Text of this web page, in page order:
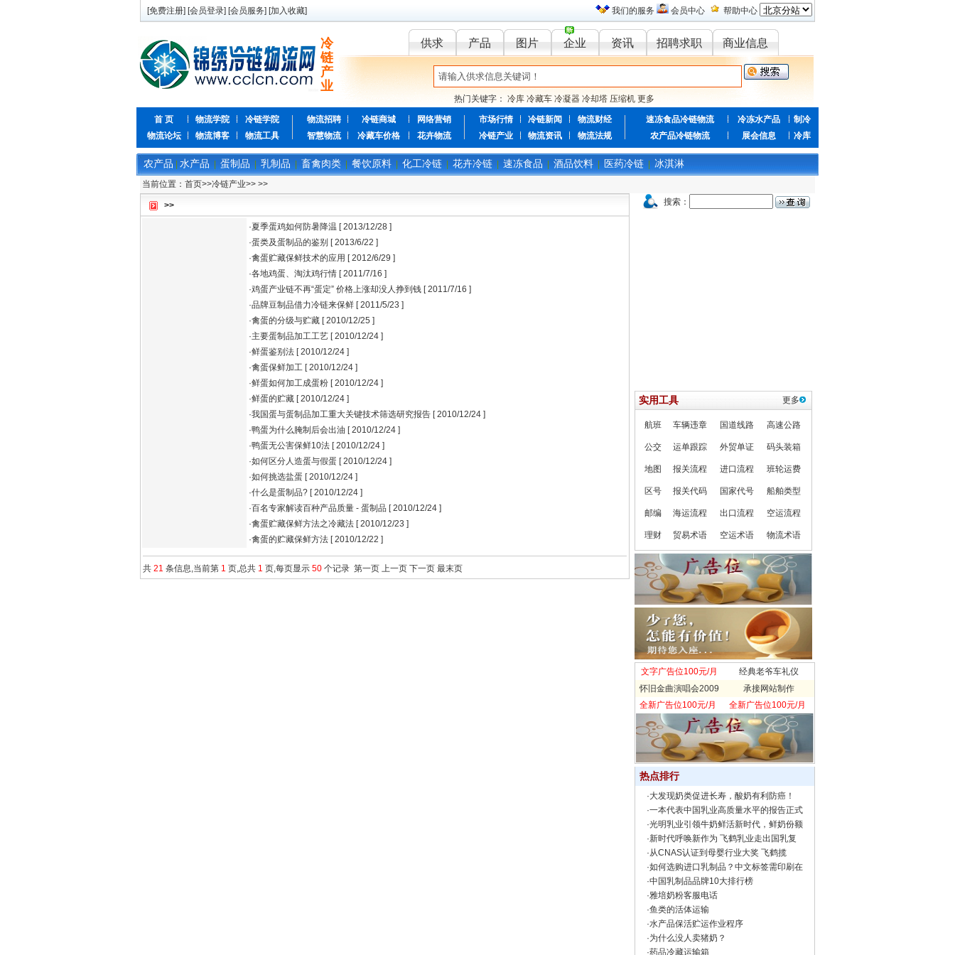
[免费注册] [会员登录] [会员服务] [加入收藏] 我们的服务 会员中心 帮助中心
冷
链
产
业
供求 产品 图片 企业 资讯 招聘求职 商业信息
热门关键字： 冷库 冷藏车 冷凝器 冷却塔 压缩机 更多
首 页 物流学院
冷链学院
物流论坛
物流博客 物流工具
物流招聘 冷链商城
网络营销
智慧物流
冷藏车价格 花卉物流
市场行情 冷链新闻
物流财经
冷链产业
物流资讯 物流法规
速冻食品冷链物流 冷冻水产品
制冷
农产品冷链物流
展会信息 冷库
农产品 水产品 蛋制品 乳制品 畜禽肉类 餐饮原料 化工冷链 花卉冷链 速冻食品 酒品饮料 医药冷链 冰淇淋
当前位置： 首页>>冷链产业>> >>
>>
·夏季蛋鸡如何防暑降温 [ 2013/12/28 ]
·蛋类及蛋制品的鉴别 [ 2013/6/22 ]
·禽蛋贮藏保鲜技术的应用 [ 2012/6/29 ]
·各地鸡蛋、淘汰鸡行情 [ 2011/7/16 ]
·鸡蛋产业链不再“蛋定” 价格上涨却没人挣到钱 [ 2011/7/16 ]
·品牌豆制品借力冷链来保鲜 [ 2011/5/23 ]
·禽蛋的分级与贮藏 [ 2010/12/25 ]
·主要蛋制品加工工艺 [ 2010/12/24 ]
·鲜蛋鉴别法 [ 2010/12/24 ]
·禽蛋保鲜加工 [ 2010/12/24 ]
·鲜蛋如何加工成蛋粉 [ 2010/12/24 ]
·鲜蛋的贮藏 [ 2010/12/24 ]
·我国蛋与蛋制品加工重大关键技术筛选研究报告 [ 2010/12/24 ]
·鸭蛋为什么腌制后会出油 [ 2010/12/24 ]
·鸭蛋无公害保鲜10法 [ 2010/12/24 ]
·如何区分人造蛋与假蛋 [ 2010/12/24 ]
·如何挑选盐蛋 [ 2010/12/24 ]
·什么是蛋制品? [ 2010/12/24 ]
·百名专家解读百种产品质量 - 蛋制品 [ 2010/12/24 ]
·禽蛋贮藏保鲜方法之冷藏法 [ 2010/12/23 ]
·禽蛋的贮藏保鲜方法 [ 2010/12/22 ]
共 21 条信息,当前第 1 页,总共 1 页,每页显示 50 个记录 第一页 上一页 下一页 最末页
搜索：
实用工具 更多
航班 车辆违章 国道线路 高速公路
公交 运单跟踪 外贸单证 码头装箱
地图 报关流程 进口流程 班轮运费
区号 报关代码 国家代号 船舶类型
邮编 海运流程 出口流程 空运流程
理财 贸易术语 空运术语 物流术语
文字广告位100元/月
经典老爷车礼仪
怀旧金曲演唱会2009
承接网站制作
全新广告位100元/月
全新广告位100元/月
热点排行
·大发现奶类促进长寿，酸奶有利防癌！
·一本代表中国乳业高质量水平的报告正式
·光明乳业引领牛奶鲜活新时代，鲜奶份额
·新时代呼唤新作为 飞鹤乳业走出国乳复
·从CNAS认证到母婴行业大奖 飞鹤揽
·如何选购进口乳制品？中文标签需印刷在
·中国乳制品品牌10大排行榜
·雅培奶粉客服电话
·鱼类的活体运输
·水产品保活贮运作业程序
·为什么没人卖猪奶？
·药品冷藏运输箱